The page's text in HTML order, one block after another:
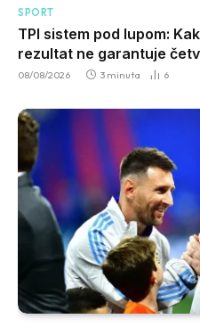
SPORT
TPI sistem pod lupom:
rezultat ne garantuje
08/08/2026 3 minuta 6